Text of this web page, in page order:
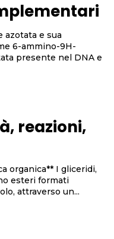
azotata e sua
presente nel DNA e
reazioni,
I gliceridi,
esteri formati
attraverso un...